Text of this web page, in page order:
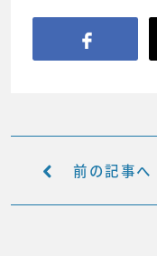
前の記事へ